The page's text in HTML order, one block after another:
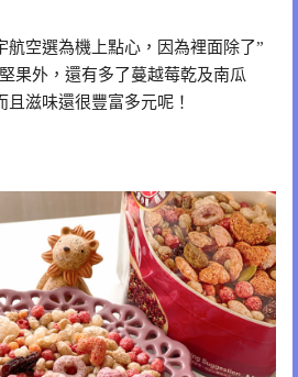
航空選為機上點心，因為裡面除了”
果外，還有多了蔓越莓乾及南瓜
滋味還很豐富多元呢！